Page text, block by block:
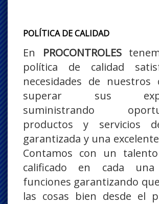
POLÍTICA DE CALIDAD
En PROCONTROLES
política de calidad
necesidades de nuestros
superar sus
suministrando
productos y servicios
garantizada y una
Contamos con un
calificado en cada
funciones garantizando
las cosas bien desde el